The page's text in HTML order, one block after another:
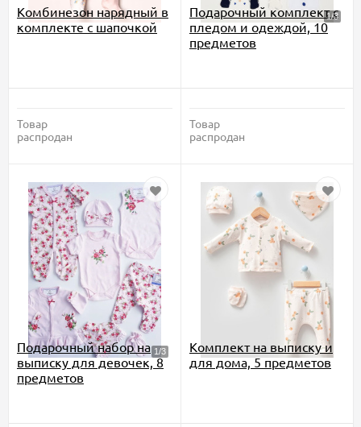
Комбинезон нарядный в
комплекте с шапочкой
Товар
распродан
Подарочный комплект с
пледом и одеждой, 10
предметов
Товар
распродан
Подарочный набор на
выписку для девочек, 8
предметов
Комплект на выписку и
для дома, 5 предметов